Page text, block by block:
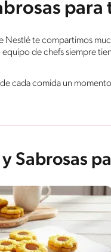
para
Nestlé te compartimos
equipo de chefs siempre
cada comida un momento
Sabrosas